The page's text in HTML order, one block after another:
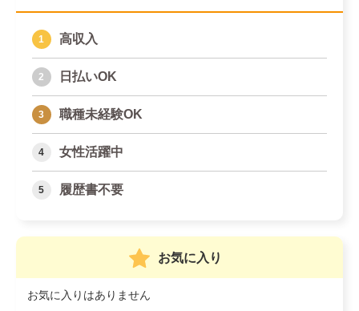
高収入
日払いOK
職種未経験OK
女性活躍中
履歴書不要
お気に入り
お気に入りはありません